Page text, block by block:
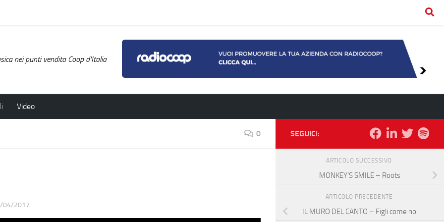
nei punti vendita Coop d'Italia
Video
0
04/2017
SEGUICI:
ARTICOLO SUCCESSIVO
MONKEY’S SMILE – Roots
ARTICOLO PRECEDENTE
IL MURO DEL CANTO – Figli come noi